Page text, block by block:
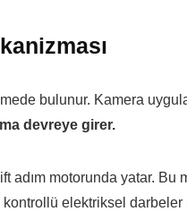
bulunur. Kamera
devreye girer.
adım motorunda yatar. Bu
elektriksel darbeler